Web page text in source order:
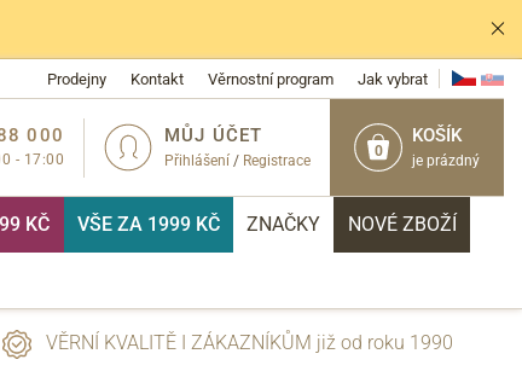
Prodejny Kontakt Věrnostní program Jak vybrat
0
KOŠÍK
je prázdný
MŮJ ÚČET
Přihlášení / Registrace
000
- 17:00
KČ VŠE ZA 1999 KČ ZNAČKY NOVÉ ZBOŽÍ
VĚRNÍ KVALITĚ I ZÁKAZNÍKŮM již od roku 1990